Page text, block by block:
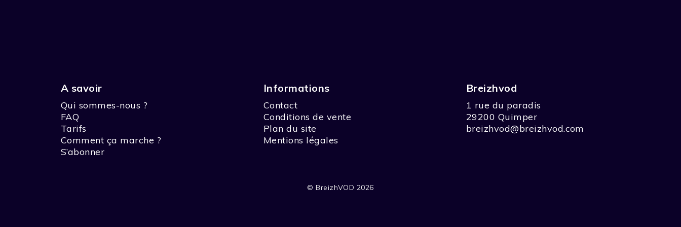
A savoir
Qui sommes-nous ?
FAQ
Tarifs
Comment ça marche ?
S’abonner
Informations
Contact
Conditions de vente
Plan du site
Mentions légales
Breizhvod
1 rue du paradis
29200 Quimper
breizhvod@breizhvod.com
© BreizhVOD 2026